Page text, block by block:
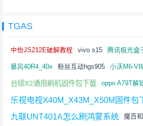
TGAS
中怡JS212E破解教程 vivo s15 腾讯极光盒
暴风40R4_40x 粉丝互动hgs905 小沃M6-V8
台硕X2通用刷机固件包下载 oppo A79T解
乐视电视X40M_X43M_X50M固件包
九联UNT401A怎么刷鸿蒙系统
魔百